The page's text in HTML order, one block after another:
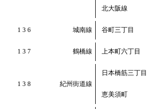
北大阪線
1 3 6 城南線 谷町三丁目
1 3 7 鶴橋線 上本町六丁目
1 3 8 紀州街道線
日本橋筋三丁目
恵美須町